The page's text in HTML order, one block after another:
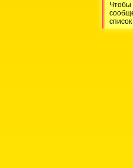
Чтобы